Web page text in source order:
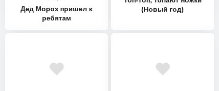
Дед Мороз пришел к
ребятам
(Новый год)